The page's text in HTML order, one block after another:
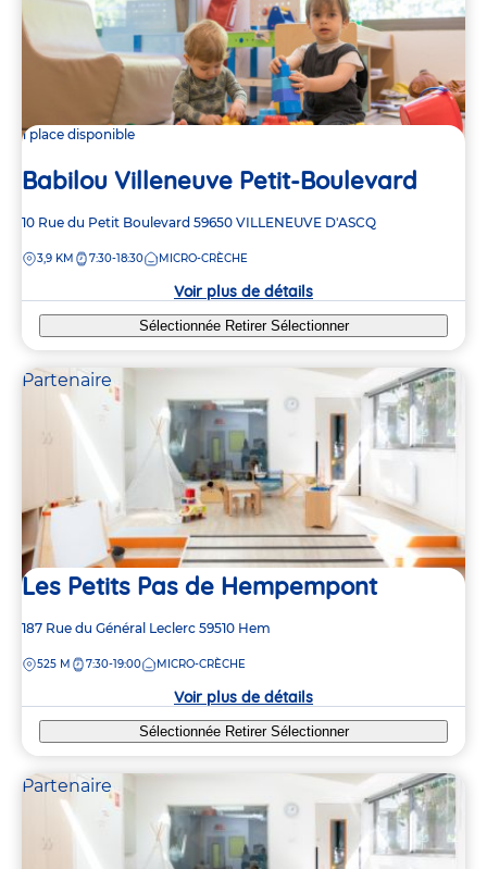
1 place disponible
Babilou Villeneuve Petit-Boulevard
Adresse
la
10 Rue du Petit Boulevard 59650 VILLENEUVE D'ASCQ
DISTANCE
3,9 KM 7:30-18:30 MICRO-CRÈCHE
Voir plus de détails
Sélectionnée Retirer Sélectionner
Partenaire
Les Petits Pas de Hempempont
Adresse
la
187 Rue du Général Leclerc 59510 Hem
DISTANCE
525 M 7:30-19:00 MICRO-CRÈCHE
Voir plus de détails
Sélectionnée Retirer Sélectionner
Partenaire